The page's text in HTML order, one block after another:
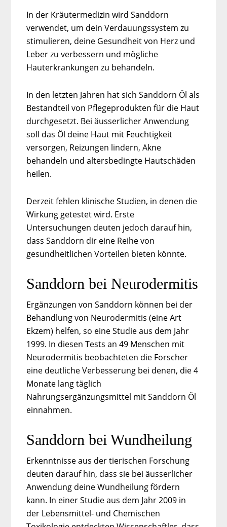
In der Kräutermedizin wird Sanddorn
verwendet, um dein Verdauungssystem zu
stimulieren, deine Gesundheit von Herz und
Leber zu verbessern und mögliche
Hauterkrankungen zu behandeln.
In den letzten Jahren hat sich Sanddorn Öl als
Bestandteil von Pflegeprodukten für die Haut
durchgesetzt. Bei äusserlicher Anwendung
soll das Öl deine Haut mit Feuchtigkeit
versorgen, Reizungen lindern, Akne
behandeln und altersbedingte Hautschäden
heilen.
Derzeit fehlen klinische Studien, in denen die
Wirkung getestet wird. Erste
Untersuchungen deuten jedoch darauf hin,
dass Sanddorn dir eine Reihe von
gesundheitlichen Vorteilen bieten könnte.
Sanddorn bei Neurodermitis
Ergänzungen von Sanddorn können bei der
Behandlung von Neurodermitis (eine Art
Ekzem) helfen, so eine Studie aus dem Jahr
1999. In diesen Tests an 49 Menschen mit
Neurodermitis beobachteten die Forscher
eine deutliche Verbesserung bei denen, die 4
Monate lang täglich
Nahrungsergänzungsmittel mit Sanddorn Öl
einnahmen.
Sanddorn bei Wundheilung
Erkenntnisse aus der tierischen Forschung
deuten darauf hin, dass sie bei äusserlicher
Anwendung deine Wundheilung fördern
kann. In einer Studie aus dem Jahr 2009 in
der Lebensmittel- und Chemischen